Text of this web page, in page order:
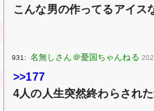
こんな男の作ってるアイス
931:
>>177
4人の人生突然終わらされ